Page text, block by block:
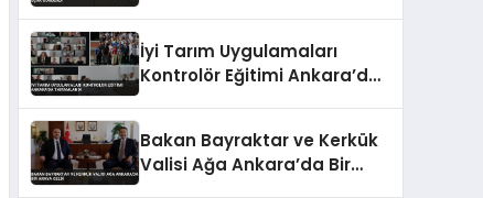
İyi Tarım Uygulamaları
Kontrolör Eğitimi Ankara’da
Bakan Bayraktar ve Kerkük
Valisi Ağa Ankara’da Bir